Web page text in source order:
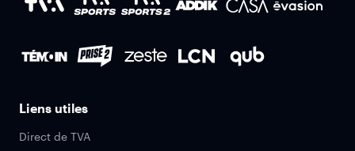
Liens utiles
Direct de TVA